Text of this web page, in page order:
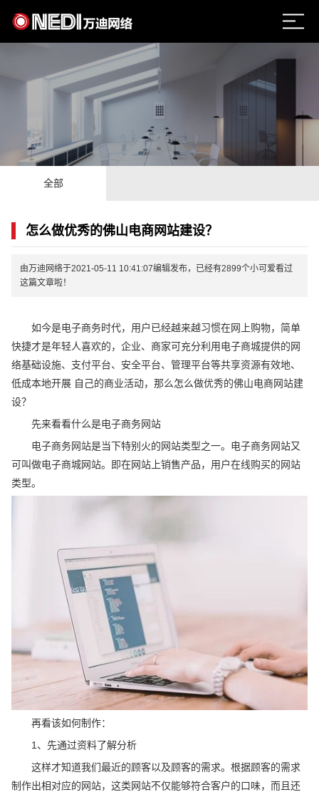
全部
怎么做优秀的佛山电商网站建设？
由万迪网络于2021-05-11 10:41:07编辑发布，已经有2899个小可爱看过
这篇文章啦！
如今是电子商务时代，用户已经越来越习惯在网上购物，简单
快捷才是年轻人喜欢的，企业、商家可充分利用电子商城提供的网
络基础设施、支付平台、安全平台、管理平台等共享资源有效地、
低成本地开展 自己的商业活动，那么怎么做优秀的佛山电商网站建
设？
先来看看什么是电子商务网站
电子商务网站是当下特别火的网站类型之一。电子商务网站又
可叫做电子商城网站。即在网站上销售产品，用户在线购买的网站
类型。
再看该如何制作：
1、先通过资料了解分析
这样才知道我们最近的顾客以及顾客的需求。根据顾客的需求
制作出相对应的网站，这类网站不仅能够符合客户的口味，而且还